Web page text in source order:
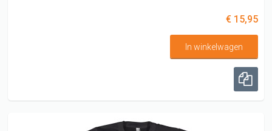
€ 15,95
In winkelwagen